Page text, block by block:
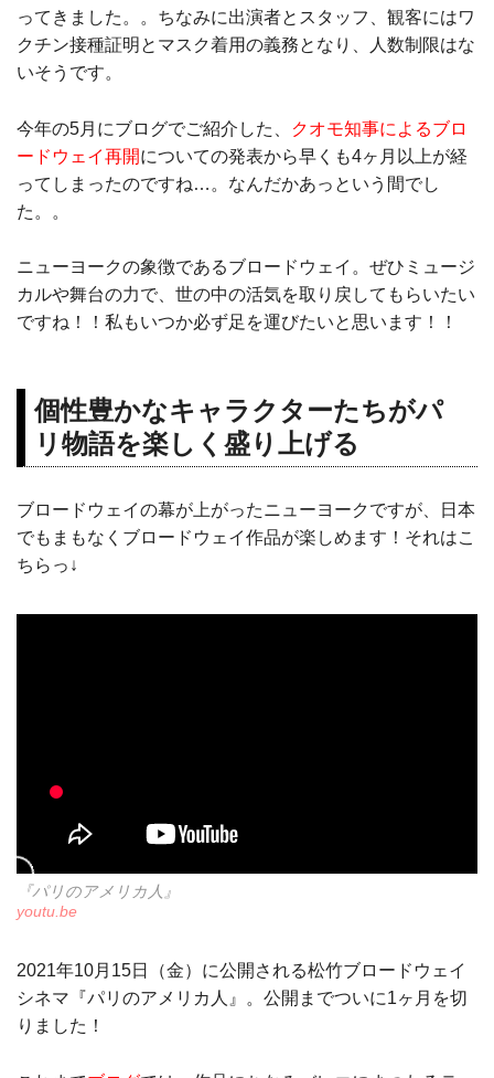
ってきました。。ちなみに出演者とスタッフ、観客にはワ
クチン接種証明とマスク着用の義務となり、人数制限はな
いそうです。
今年の5月にブログでご紹介した、
クオモ知事によるブロ
ードウェイ再開についての発表から早くも4ヶ月以上が経
ってしまったのですね…。なんだかあっという間でし
た。。
ニューヨークの象徴であるブロードウェイ。ぜひミュージ
カルや舞台の力で、世の中の活気を取り戻してもらいたい
ですね！！私もいつか必ず足を運びたいと思います！！
個性豊かなキャラクターたちがパ
リ物語を楽しく盛り上げる
ブロードウェイの幕が上がったニューヨークですが、日本
でもまもなくブロードウェイ作品が楽しめます！それはこ
ちらっ↓
『パリのアメリカ人』
youtu.be
2021年10月15日（金）に公開される松竹ブロードウェイ
シネマ『パリのアメリカ人』。公開までついに1ヶ月を切
りました！